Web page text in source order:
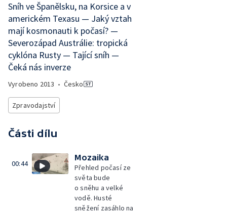
Sníh ve Španělsku, na Korsice a v
americkém Texasu — Jaký vztah
mají kosmonauti k počasí? —
Severozápad Austrálie: tropická
cyklóna Rusty — Tající sníh —
Čeká nás inverze
Vyrobeno 2013 • Česko
Zpravodajství
Části dílu
00:44
Mozaika
Přehled počasí ze
světa bude
o sněhu a velké
vodě. Husté
sněžení zasáhlo na